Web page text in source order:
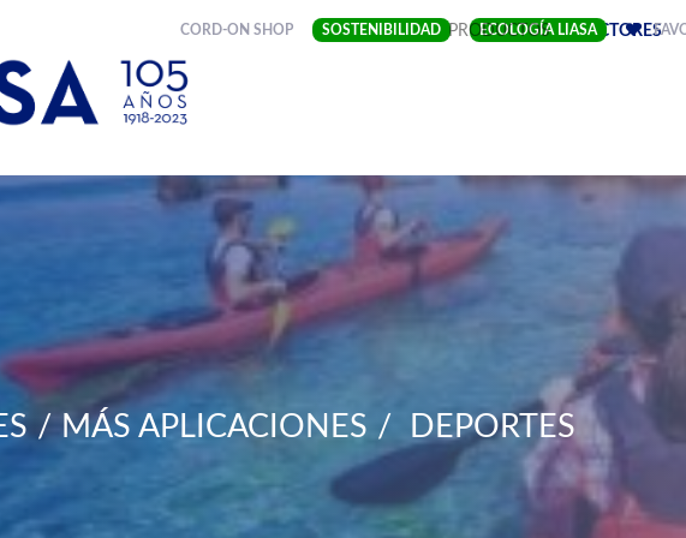
CORD-ON SHOP SOSTENIBILIDAD ECOLOGÍA LIASA
EMPRESA(CURRENT)
PRODUCTOS SECTORES
MÁS APLICACIONES DEPORTES